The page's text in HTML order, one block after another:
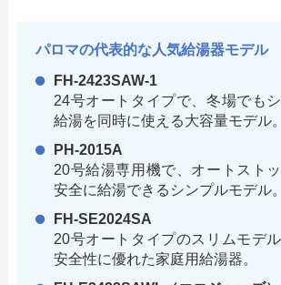
パロマの代表的な人気給湯器モデル
FH-2423SAW-1
24号オートタイプで、冬場でも
給湯を同時に使える大容量モデル。
PH-2015A
20号給湯専用機で、オートスト
安全に給湯できるシンプルモデル。
FH-SE2024SA
20号オートタイプのスリムモデ
安全性に優れた家庭用給湯器。